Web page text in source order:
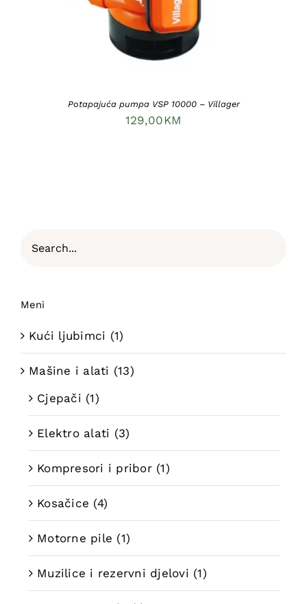
Potapajuća pumpa VSP 10000 – Villager
129,00KM
Meni
Kući ljubimci (1)
Mašine i alati (13)
Cjepači (1)
Elektro alati (3)
Kompresori i pribor (1)
Kosačice (4)
Motorne pile (1)
Muzilice i rezervni djelovi (1)